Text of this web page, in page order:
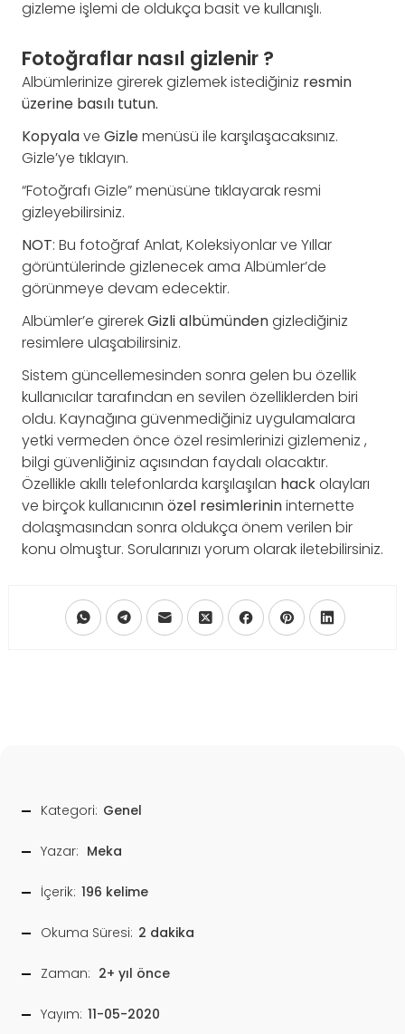
gizleme işlemi de oldukça basit ve kullanışlı.
Fotoğraflar nasıl gizlenir ?
Albümlerinize girerek gizlemek istediğiniz resmin
üzerine basılı tutun.
Kopyalave Gizlemenüsü ile karşılaşacaksınız.
Gizle’ye tıklayın.
“Fotoğrafı Gizle” menüsüne tıklayarak resmi
gizleyebilirsiniz.
NOT: Bu fotoğraf Anlat, Koleksiyonlar ve Yıllar
görüntülerinde gizlenecek ama Albümler’de
görünmeye devam edecektir.
Albümler’e girerekGizlialbümündengizlediğiniz
resimlere ulaşabilirsiniz.
Sistem güncellemesinden sonra gelen bu özellik
kullanıcılar tarafından en sevilen özelliklerden biri
oldu. Kaynağına güvenmediğiniz uygulamalara
yetki vermeden önce özel resimlerinizi gizlemeniz ,
bilgi güvenliğiniz açısından faydalı olacaktır.
Özellikle akıllı telefonlarda karşılaşılan hackolayları
ve birçok kullanıcının özel resimlerinininternette
dolaşmasından sonra oldukça önem verilen bir
konu olmuştur. Sorularınızı yorum olarak iletebilirsiniz.
Kategori: Genel
Yazar: Meka
İçerik: 196 kelime
Okuma Süresi: 2 dakika
Zaman: 2+ yıl önce
Yayım: 11-05-2020